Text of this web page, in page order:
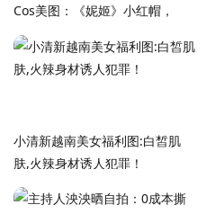
Cos美图：《妮姬》小红帽，
《英雄联盟》女枪，刃影姐姐
小清新越南美女福利图:白皙肌
肤,火辣身材诱人犯罪！